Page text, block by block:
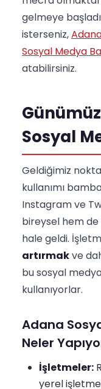
gelmeye
isterseniz,
Sosyal Medya
atabilirsiniz.
Sosyal
Geldiğimiz
kullanımı
Instagram ve
bireysel hem
hale geldi.
artırmakve
bu sosyal
kullanıyorlar.
Adana
Neler
İşletmeler:
yerel